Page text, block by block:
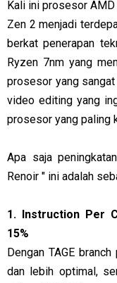
Kali ini prosesor
Zen 2 menjadi
berkat penerapan
Ryzen 7nm yang
prosesor yang
video editing yang
prosesor yang paling
Apa saja
Renoir " ini adalah
1. Instruction Per
15%
Dengan TAGE
dan lebih optimal,